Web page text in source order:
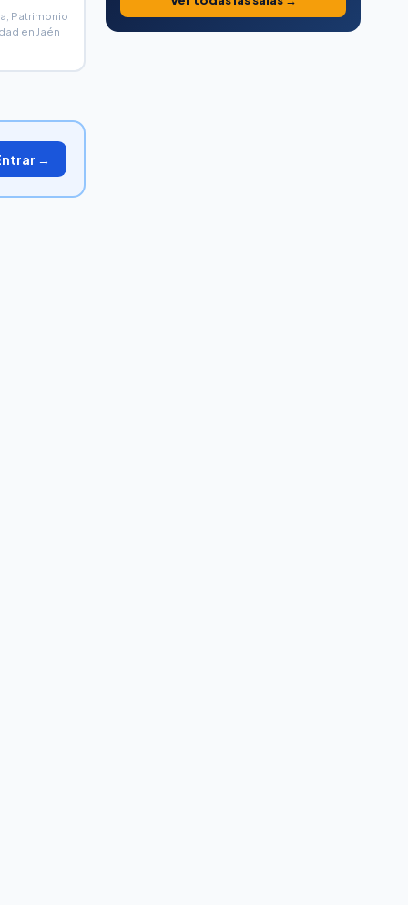
Patrimonio
en Jaén
→